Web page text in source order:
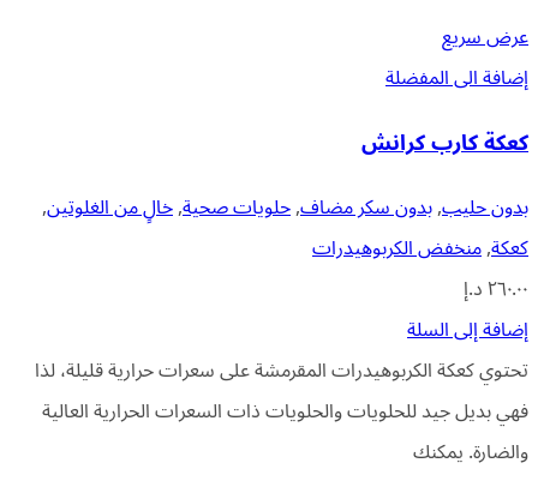
عرض سريع
إضافة الى المفضلة
كعكة كارب كرانش
بدون حليب,بدون سكر مضاف,حلويات صحية,خالٍ من الغلوتين,
كعكة,منخفض الكربوهيدرات
٢٦٠.٠٠د.إ
إضافة إلى السلة
تحتوي كعكة الكربوهيدرات المقرمشة على سعرات حرارية قليلة، لذا
فهي بديل جيد للحلويات والحلويات ذات السعرات الحرارية العالية
والضارة. يمكنك